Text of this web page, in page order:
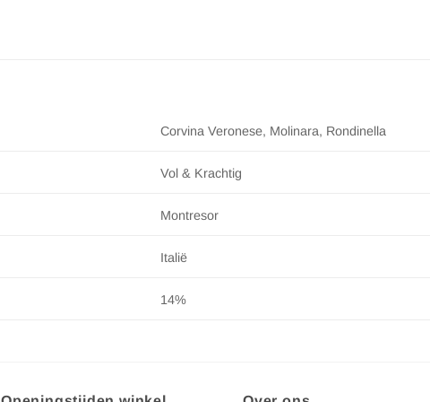
Corvina Veronese, Molinara, Rondinella
Vol & Krachtig
Montresor
Italië
14%